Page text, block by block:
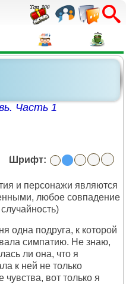
Часть 1
Шрифт:
и персонажи являются
любое совпадение
одна подруга, к которой
симпатию. Не знаю,
ли она, что я
к ней не только
чувства, вот только я